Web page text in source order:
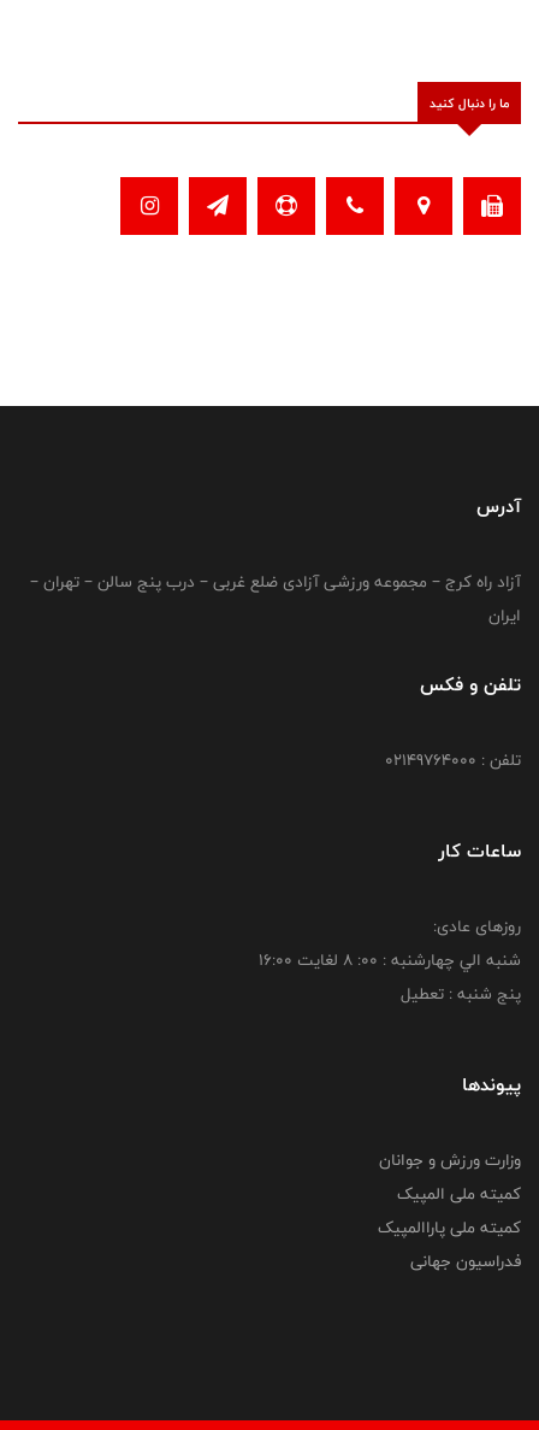
ما را دنبال کنید
آدرس
آزاد راه کرج – مجموعه ورزشی آزادی ضلع غربی – درب پنج سالن – تهران –
ایران
تلفن و فکس
تلفن : 02149764000
ساعات کار
روزهای عادی:
شنبه الي چهارشنبه : 00: 8 لغايت 16:00
پنج شنبه : تعطیل
پیوندها
وزارت ورزش و جوانان
کمیته ملی المپیک
کمیته ملی پاراالمپیک
فدراسیون جهانی